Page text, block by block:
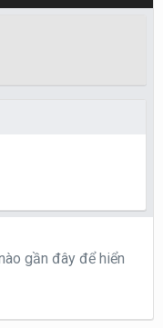
gần đây để hiển